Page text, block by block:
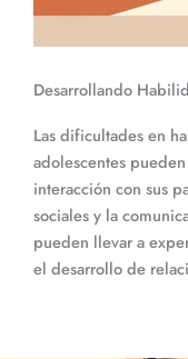
Desarrollando
Las dificultades en
adolescentes
interacción con sus
sociales y la
pueden llevar a
el desarrollo de